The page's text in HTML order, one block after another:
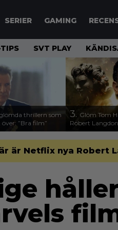
SERIER GAMING
SVT PLAY
thrillern som
”Bra film”
3. Glöm Tom
Robert
är Netflix nya Robert